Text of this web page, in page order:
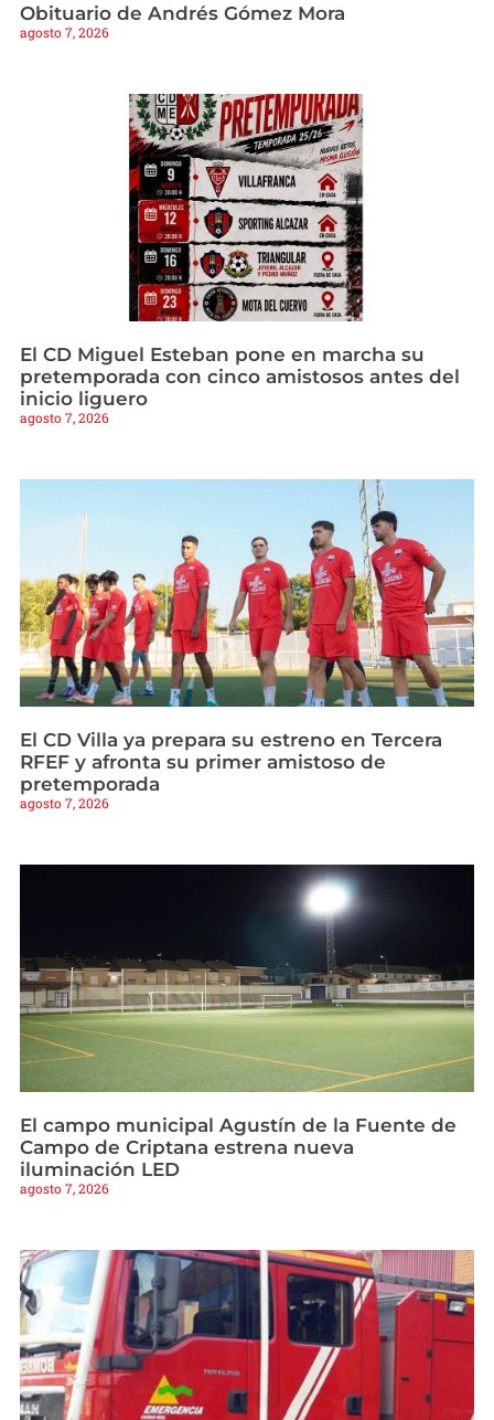
Obituario de Andrés Gómez Mora
agosto 7, 2026
El CD Miguel Esteban pone en marcha su
pretemporada con cinco amistosos antes del
inicio liguero
agosto 7, 2026
El CD Villa ya prepara su estreno en Tercera
RFEF y afronta su primer amistoso de
pretemporada
agosto 7, 2026
El campo municipal Agustín de la Fuente de
Campo de Criptana estrena nueva
iluminación LED
agosto 7, 2026